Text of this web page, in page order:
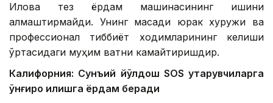
Илова тез ёрдам машинасининг ишини
алмаштирмайди. Унинг мақсади юрак хуружи ва
профессионал тиббиёт ходимларининг келиши
ўртасидаги муҳим вақтни камайтиришдир.
Калифорния: Сунъий йўлдош SOS қутқарувчиларга
қўнғироқ қилишга ёрдам беради